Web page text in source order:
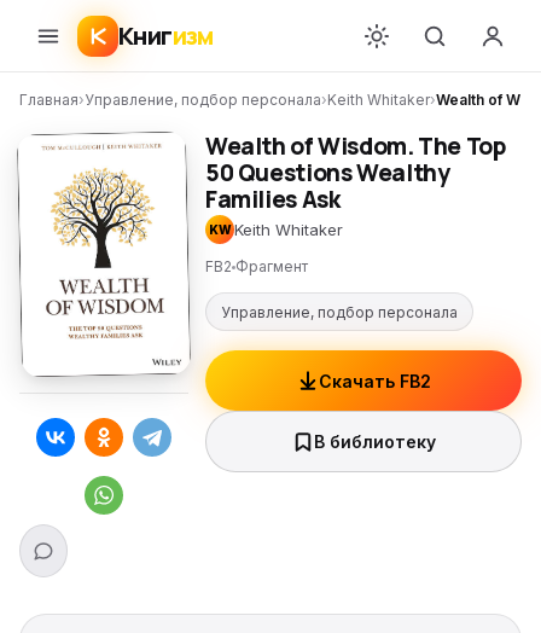
Книгизм
Главная›Управление, подбор персонала›Keith Whitaker›Wealth of
Wealth of Wisdom. The Top
50 Questions Wealthy
Families Ask
KW Keith Whitaker
FB2 Фрагмент
Управление, подбор персонала
Скачать FB2
В библиотеку